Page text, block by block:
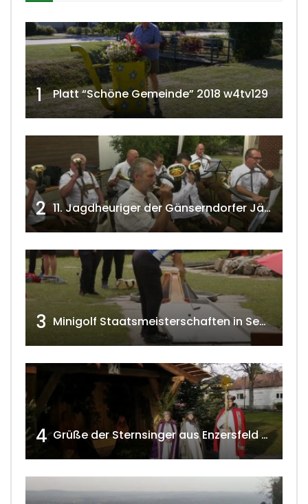
1 Platt “Schöne Gemeinde” 2018 w4tv129
2 11. Jagdheuriger der Gänserndorfer Jäger 2020 w4tv166
3 Minigolf Staatsmeisterschaften in Seefeld-Kadolz w4tv174
4 Grüße der Sternsinger aus Enzersfeld – Klein-Engersdorf 2021 w4tv169